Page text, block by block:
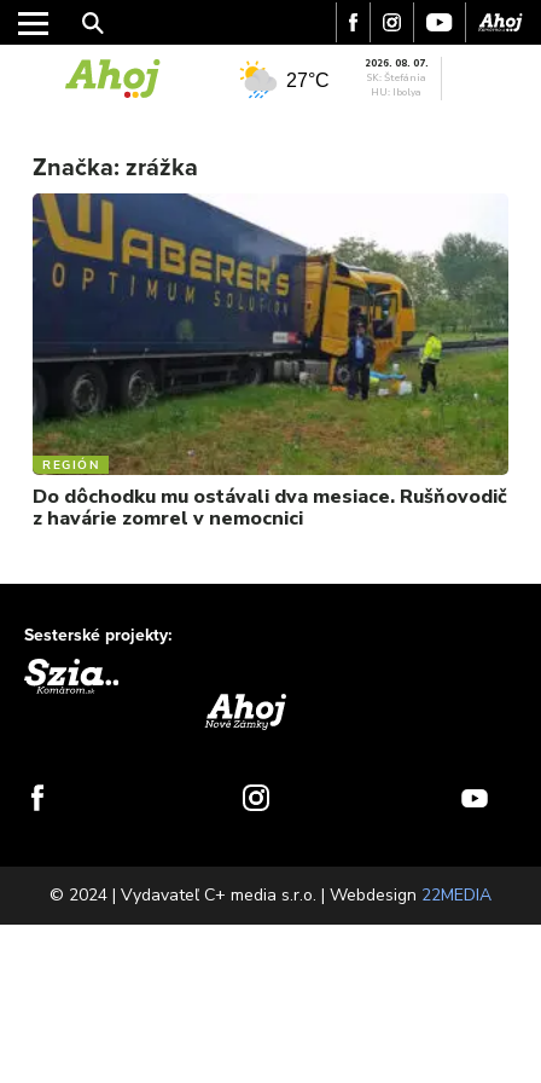
KULTÚRA
FOTKY
VIDEO
MIX
27°C
2026. 08. 07.
SK: Štefánia
HU: Ibolya
Značka: zrážka
REGIÓN
Do dôchodku mu ostávali dva mesiace. Rušňovodič
z havárie zomrel v nemocnici
Sesterské projekty:
© 2024 | Vydavateľ C+ media s.r.o. | Webdesign 22MEDIA